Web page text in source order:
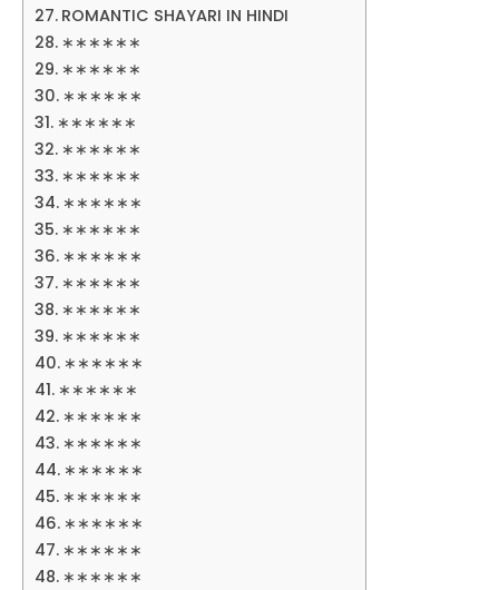
ROMANTIC SHAYARI IN HINDI
∗∗∗∗∗∗
∗∗∗∗∗∗
∗∗∗∗∗∗
∗∗∗∗∗∗
∗∗∗∗∗∗
∗∗∗∗∗∗
∗∗∗∗∗∗
∗∗∗∗∗∗
∗∗∗∗∗∗
∗∗∗∗∗∗
∗∗∗∗∗∗
∗∗∗∗∗∗
∗∗∗∗∗∗
∗∗∗∗∗∗
∗∗∗∗∗∗
∗∗∗∗∗∗
∗∗∗∗∗∗
∗∗∗∗∗∗
∗∗∗∗∗∗
∗∗∗∗∗∗
∗∗∗∗∗∗